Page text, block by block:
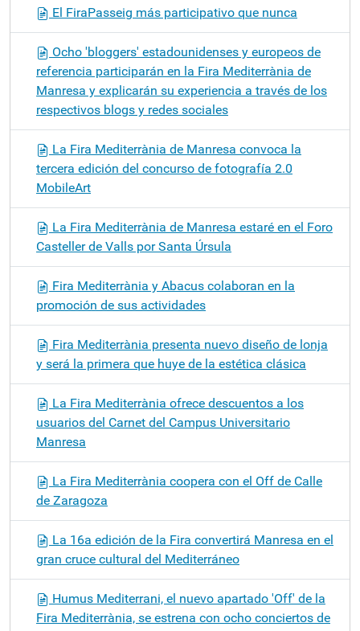
El FiraPasseig más participativo que nunca
Ocho 'bloggers' estadounidenses y europeos de
referencia participarán en la Fira Mediterrània de
Manresa y explicarán su experiencia a través de los
respectivos blogs y redes sociales
La Fira Mediterrània de Manresa convoca la
tercera edición del concurso de fotografía 2.0
MobileArt
La Fira Mediterrània de Manresa estaré en el Foro
Casteller de Valls por Santa Úrsula
Fira Mediterrània y Abacus colaboran en la
promoción de sus actividades
Fira Mediterrània presenta nuevo diseño de lonja
y será la primera que huye de la estética clásica
La Fira Mediterrània ofrece descuentos a los
usuarios del Carnet del Campus Universitario
Manresa
La Fira Mediterrània coopera con el Off de Calle
de Zaragoza
La 16a edición de la Fira convertirá Manresa en el
gran cruce cultural del Mediterráneo
Humus Mediterrani, el nuevo apartado 'Off' de la
Fira Mediterrània, se estrena con ocho conciertos de